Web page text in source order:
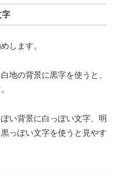
字
します。
地の背景に黒字を使うと、
い背景に白っぽい文字、明
っぽい文字を使うと見やす